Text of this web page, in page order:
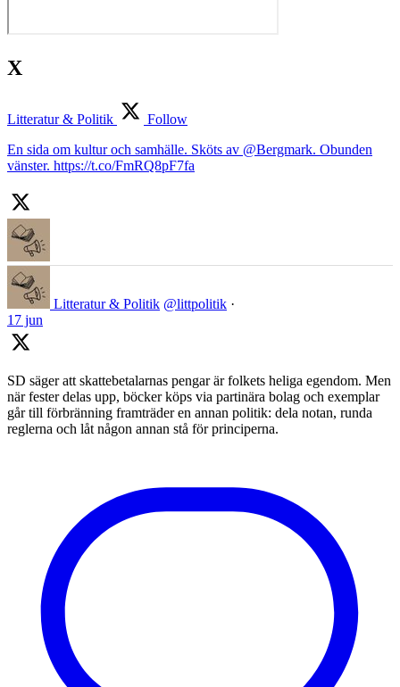
X
Litteratur & Politik
Follow
En sida om kultur och samhälle. Sköts av @Bergmark. Obunden
vänster. https://t.co/FmRQ8pF7fa
Litteratur & Politik @littpolitik ·
17 jun
SD säger att skattebetalarnas pengar är folkets heliga egendom. Men
när fester delas upp, böcker köps via partinära bolag och exemplar
går till förbränning framträder en annan politik: dela notan, runda
reglerna och låt någon annan stå för principerna.